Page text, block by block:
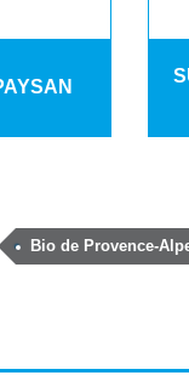
Bio de Provence-